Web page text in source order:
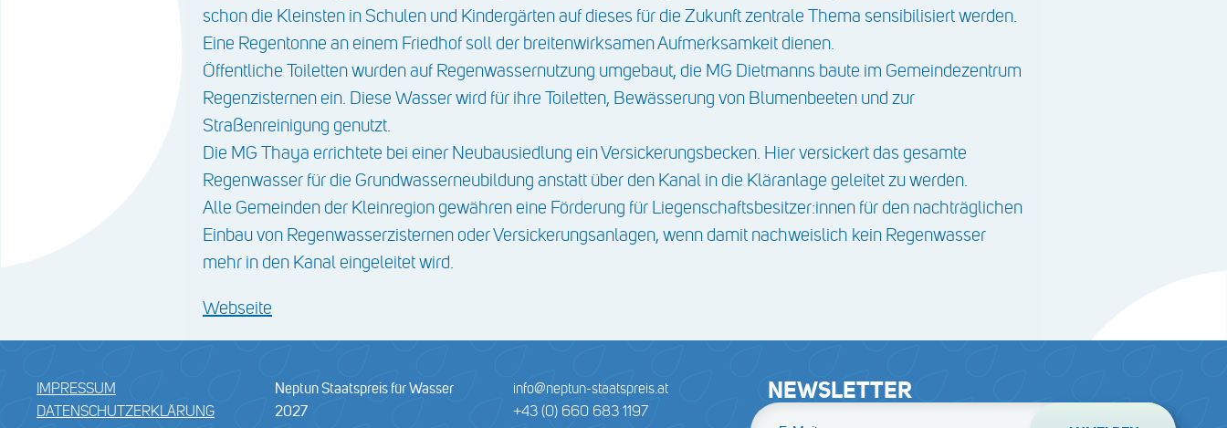
schon die Kleinsten in Schulen und Kindergärten auf dieses für die Zukunft zentrale Thema sensibilisiert werden.
Eine Regentonne an einem Friedhof soll der breitenwirksamen Aufmerksamkeit dienen.
Öffentliche Toiletten wurden auf Regenwassernutzung umgebaut, die MG Dietmanns baute im Gemeindezentrum
Regenzisternen ein. Diese Wasser wird für ihre Toiletten, Bewässerung von Blumenbeeten und zur
Straßenreinigung genutzt.
Die MG Thaya errichtete bei einer Neubausiedlung ein Versickerungsbecken. Hier versickert das gesamte
Regenwasser für die Grundwasserneubildung anstatt über den Kanal in die Kläranlage geleitet zu werden.
Alle Gemeinden der Kleinregion gewähren eine Förderung für Liegenschaftsbesitzer:innen für den nachträglichen
Einbau von Regenwasserzisternen oder Versickerungsanlagen, wenn damit nachweislich kein Regenwasser
mehr in den Kanal eingeleitet wird.
Webseite
IMPRESSUM
DATENSCHUTZERKLÄRUNG
Neptun Staatspreis für Wasser
2027
info@neptun-staatspreis.at
+43 (0) 660 683 1197
NEWSLETTER
E-Mail